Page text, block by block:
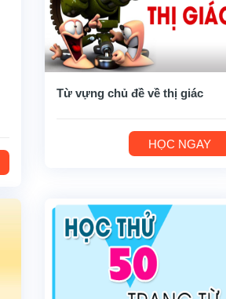
Từ vựng chủ đề về thị giác
HỌC NGAY